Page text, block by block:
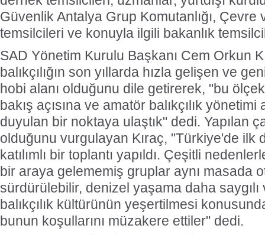
Güvenlik Antalya Grup Komutanlığı, Çevre
temsilcileri ve konuyla ilgili bakanlık
SAD Yönetim Kurulu Başkanı Cem Orkun
balıkçılığın son yıllarda hızla gelişen ve
hobi alanı olduğunu dile getirerek, "bu
bakış açısına ve amatör balıkçılık yönetimi
duyulan bir noktaya ulaştık" dedi. Yapılan
olduğunu vurgulayan Kıraç, "Türkiye'de ilk
katılımlı bir toplantı yapıldı. Çeşitli
bir araya gelememiş gruplar aynı masada
sürdürülebilir, denizel yaşama daha saygılı
balıkçılık kültürünün yeşertilmesi
bunun koşullarını müzakere ettiler" dedi.